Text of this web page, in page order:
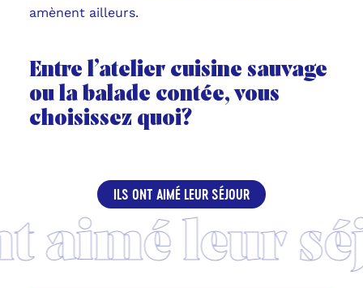
amènent ailleurs.
Entre l’atelier cuisine sauvage
ou la balade contée, vous
choisissez quoi?
ILS ONT AIMÉ LEUR SÉJOUR